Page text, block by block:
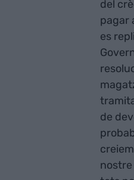
del
pagar
es
de
nostre